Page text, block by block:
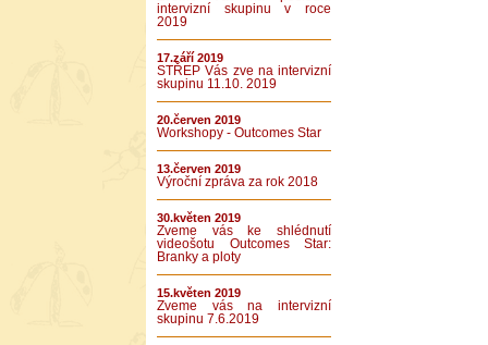
intervizní skupinu v roce
2019
17.září 2019
STŘEP Vás zve na intervizní
skupinu 11.10. 2019
20.červen 2019
Workshopy - Outcomes Star
13.červen 2019
Výroční zpráva za rok 2018
30.květen 2019
Zveme vás ke shlédnutí
videošotu Outcomes Star:
Branky a ploty
15.květen 2019
Zveme vás na intervizní
skupinu 7.6.2019